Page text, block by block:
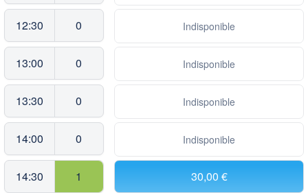
12:30 0 Indisponible
13:00 0 Indisponible
13:30 0 Indisponible
14:00 0 Indisponible
14:30 1 30,00 €